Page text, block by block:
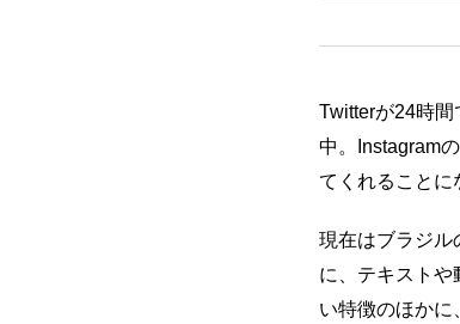
Twitterが24時
中。Instagram
てくれることに
現在はブラジル
に、テキストや
い特徴のほかに